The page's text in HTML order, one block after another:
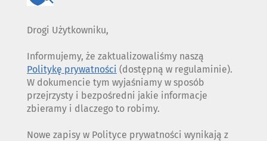
Drogi Użytkowniku,
Informujemy, że zaktualizowaliśmy naszą
Politykę prywatności (dostępną w regulaminie).
W dokumencie tym wyjaśniamy w sposób
przejrzysty i bezpośredni jakie informacje
zbieramy i dlaczego to robimy.
Nowe zapisy w Polityce prywatności wynikają z